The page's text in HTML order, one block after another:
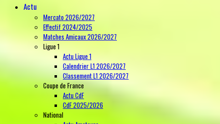
Actu
Mercato 2026/2027
Effectif 2024/2025
Matches Amicaux 2026/2027
Ligue 1
Actu Ligue 1
Calendrier L1 2026/2027
Classement L1 2026/2027
Coupe de France
Actu CdF
CdF 2025/2026
National